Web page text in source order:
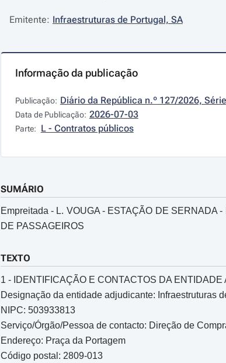
Emitente: Infraestruturas de Portugal, SA
Informação da publicação
Publicação: Diário da República n.º 127/2026,
Data de Publicação: 2026-07-03
Parte: L - Contratos públicos
SUMÁRIO
Empreitada - L. VOUGA - ESTAÇÃO DE SERNADA
DE PASSAGEIROS
TEXTO
1 - IDENTIFICAÇÃO E CONTACTOS DA ENTIDADE
Designação da entidade adjudicante: Infraestruturas
NIPC: 503933813
Serviço/Órgão/Pessoa de contacto: Direção de
Endereço: Praça da Portagem
Código postal: 2809-013